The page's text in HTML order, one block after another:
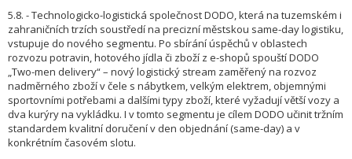
5.8. - Technologicko-logistická společnost DODO, která na tuzemském i
zahraničních trzích soustředí na precizní městskou same-day logistiku,
vstupuje do nového segmentu. Po sbírání úspěchů v oblastech
rozvozu potravin, hotového jídla či zboží z e-shopů spouští DODO
„Two-men delivery“ – nový logistický stream zaměřený na rozvoz
nadměrného zboží v čele s nábytkem, velkým elektrem, objemnými
sportovními potřebami a dalšími typy zboží, které vyžadují větší vozy a
dva kurýry na vykládku. I v tomto segmentu je cílem DODO učinit tržním
standardem kvalitní doručení v den objednání (same-day) a v
konkrétním časovém slotu.